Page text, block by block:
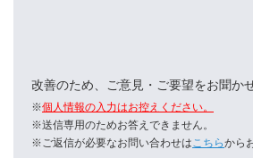
改善のため、ご意見・ご要望をお聞か
※個人情報の入力はお控えください。
※送信専用のためお答えできません。
※ご返信が必要なお問い合わせはこちらから